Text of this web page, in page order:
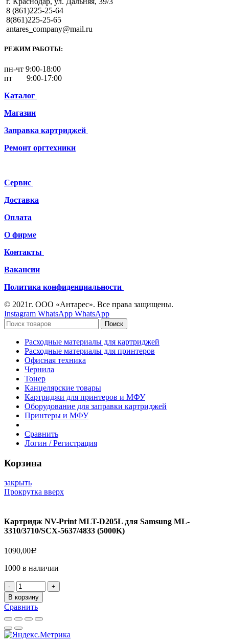
8 (861)225-25-64
8(861)225-25-65
antares_company@mail.ru
РЕЖИМ РАБОТЫ:
пн-чт 9:00-18:00
пт 9:00-17:00
Каталог
Магазин
Заправка картриджей
Ремонт оргтехники
Сервис
Доставка
Оплата
О фирме
Контакты
Вакансии
Политика конфиденциальности
© 2021г. ООО «Антарес». Все права защищены.
Instagram WhatsApp WhatsApp
Поиск
Расходные материалы для картриджей
Расходные материалы для принтеров
Офисная техника
Чернила
Тонер
Канцелярские товары
Картриджи для принтеров и МФУ
Оборудование для заправки картриджей
Принтеры и МФУ
Сравнить
Логин / Регистрация
Корзина
закрыть
Прокрутка вверх
Картридж NV-Print MLT-D205L для Samsung ML-
3310/3710/SCX-5637/4833 (5000K)
1090,00Р
1000 в наличии
Количество
товара
Картридж
NV-
Print
MLT-
D205L
В корзину
Сравнить